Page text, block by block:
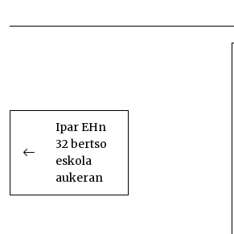
BIDALKETETAN
Ipar EHn
32 bertso
eskola
aukeran